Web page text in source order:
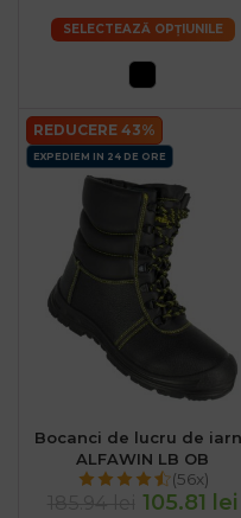
SELECTEAZĂ OPȚIUNILE
REDUCERE 43%
EXPEDIEM IN 24 DE ORE
Bocanci de lucru de
ALFAWIN LB OB
(56x)
105.81 lei